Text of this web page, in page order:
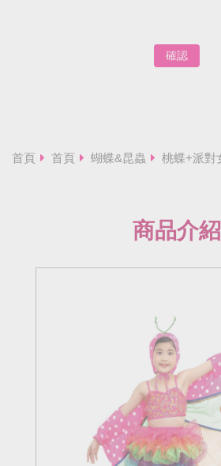
確認
首頁 首頁 蝴蝶&昆蟲 桃蝶+派對
商品介紹